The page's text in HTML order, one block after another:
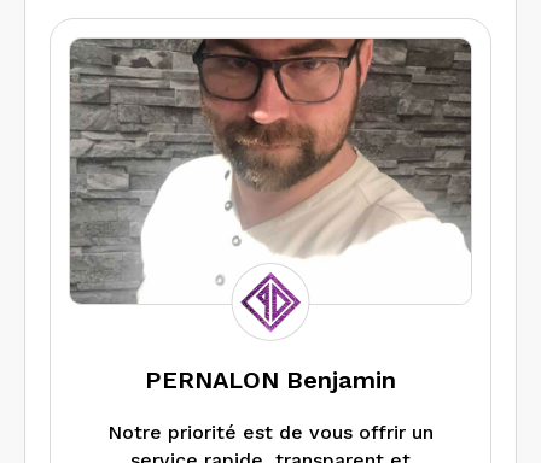
énergétique projeté.
Nous intervenons également sur des sites
professionnels et industriels
PERNALON Benjamin
Notre priorité est de vous offrir un